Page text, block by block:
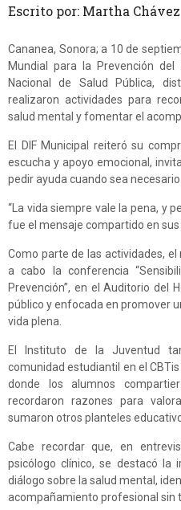
Escrito por: Martha Chávez
Cananea, Sonora; a 10 de
Mundial para la Prevención
Nacional de Salud Pública,
realizaron actividades para
salud mental y fomentar el
El DIF Municipal reiteró su
escucha y apoyo emocional,
pedir ayuda cuando sea necesario.
“La vida siempre vale la pena, y
fue el mensaje compartido en
Como parte de las actividades,
a cabo la conferencia
Prevención”, en el Auditorio del
público y enfocada en promover
vida plena.
El Instituto de la Juventud
comunidad estudiantil en el
donde los alumnos
recordaron razones para
sumaron otros planteles
Cabe recordar que, en
psicólogo clínico, se destacó la
diálogo sobre la salud mental,
acompañamiento profesional sin